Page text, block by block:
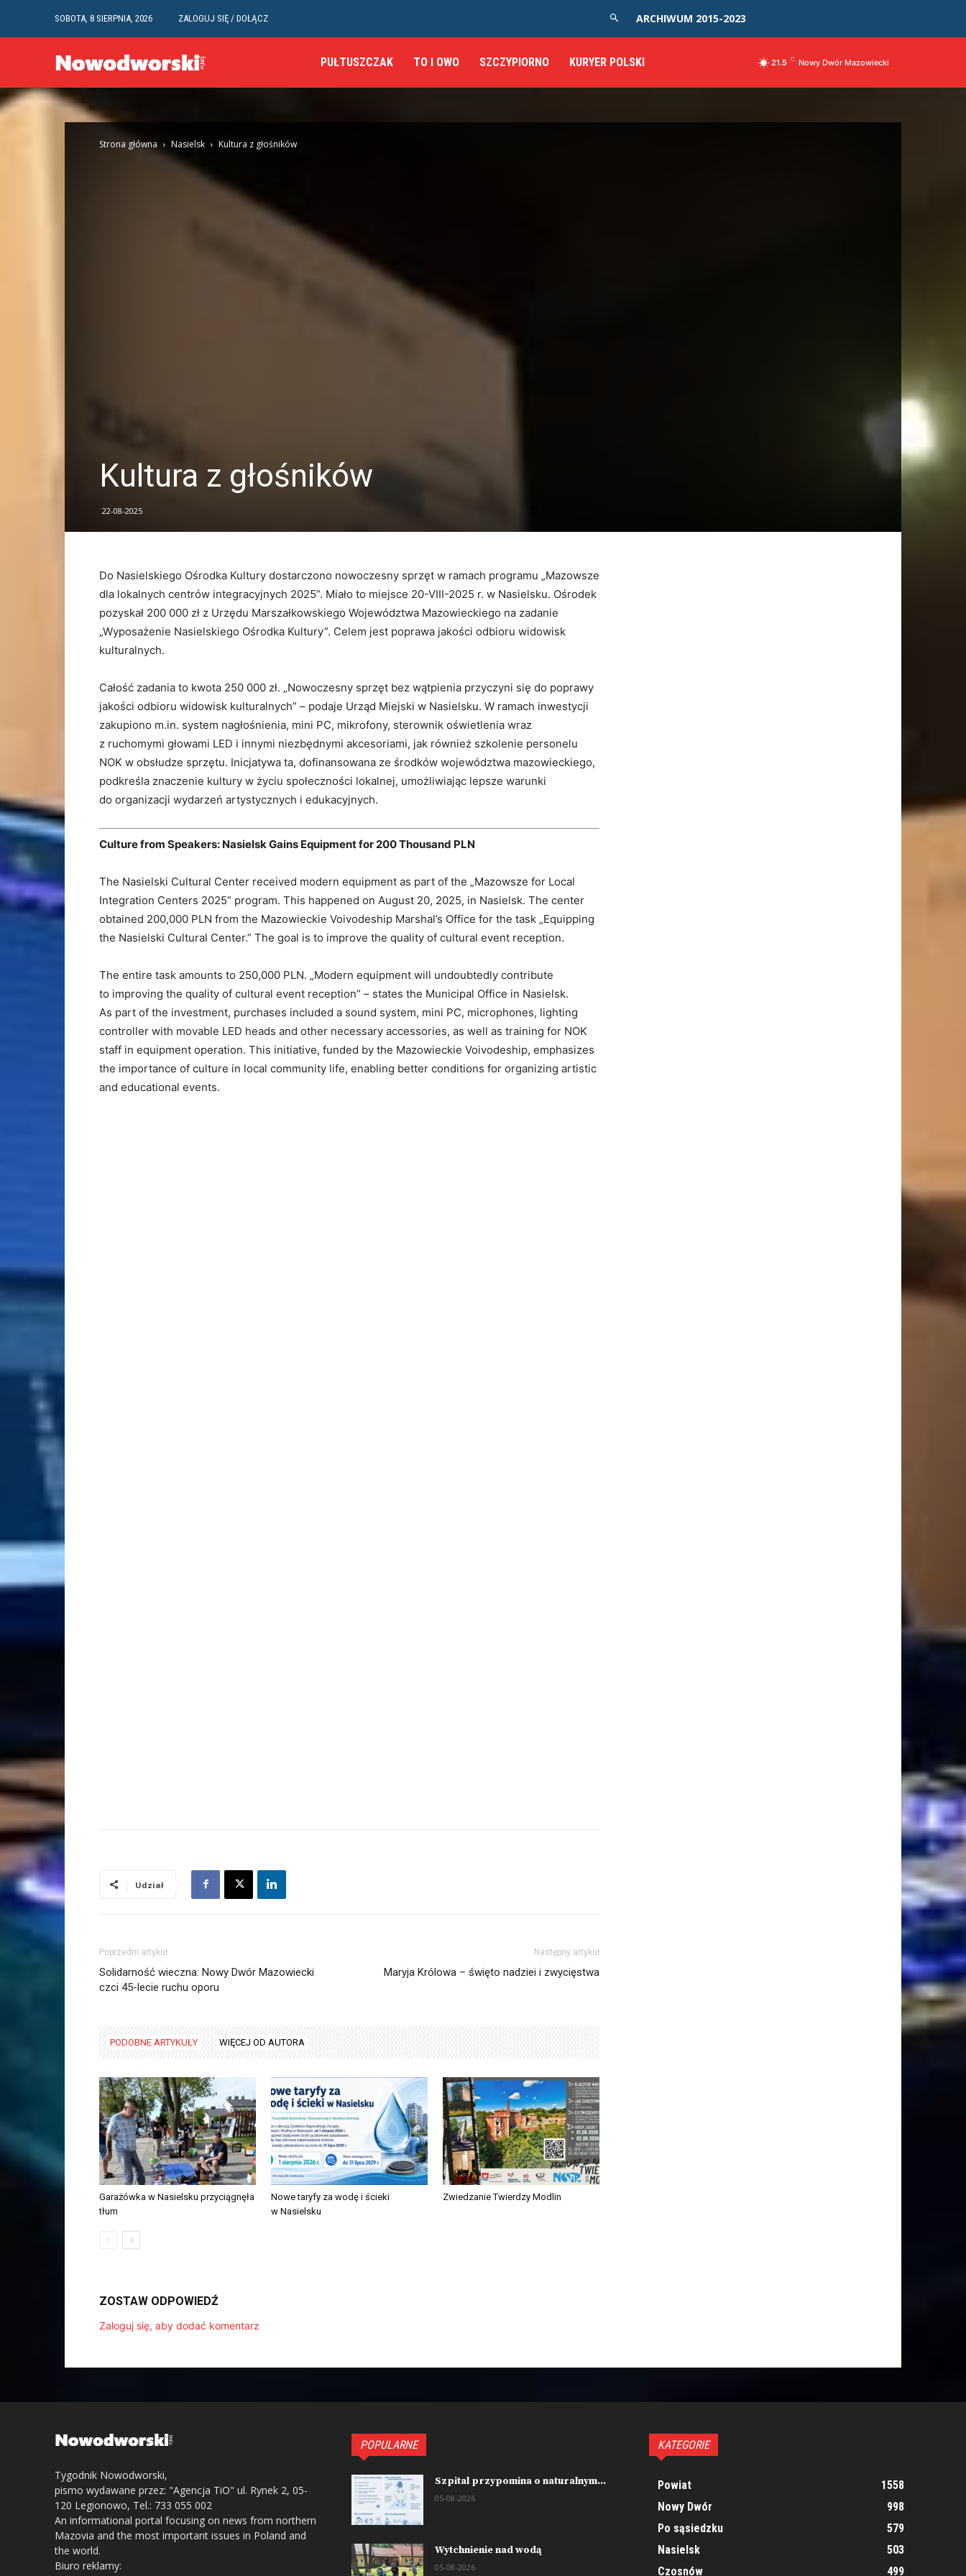
SOBOTA, 8 SIERPNIA, 2026 ZALOGUJ SIĘ / DOŁĄCZ ARCHIWUM 2015-2023
PUŁTUSZCZAK TO I OWO SZCZYPIORNO KURYER POLSKI 21.5 C Nowy Dwór Mazowiecki
Strona główna Nasielsk Kultura z głośników
Kultura z głośników
22-08-2025
Do Nasielskiego Ośrodka Kultury dostarczono nowoczesny sprzęt w ramach programu „Mazowsze
dla lokalnych centrów integracyjnych 2025”. Miało to miejsce 20-VIII-2025 r. w Nasielsku. Ośrodek
pozyskał 200 000 zł z Urzędu Marszałkowskiego Województwa Mazowieckiego na zadanie
„Wyposażenie Nasielskiego Ośrodka Kultury”. Celem jest poprawa jakości odbioru widowisk
kulturalnych.
Całość zadania to kwota 250 000 zł. „Nowoczesny sprzęt bez wątpienia przyczyni się do poprawy
jakości odbioru widowisk kulturalnych” – podaje Urząd Miejski w Nasielsku. W ramach inwestycji
zakupiono m.in. system nagłośnienia, mini PC, mikrofony, sterownik oświetlenia wraz
z ruchomymi głowami LED i innymi niezbędnymi akcesoriami, jak również szkolenie personelu
NOK w obsłudze sprzętu. Inicjatywa ta, dofinansowana ze środków województwa mazowieckiego,
podkreśla znaczenie kultury w życiu społeczności lokalnej, umożliwiając lepsze warunki
do organizacji wydarzeń artystycznych i edukacyjnych.
Culture from Speakers: Nasielsk Gains Equipment for 200 Thousand PLN
The Nasielski Cultural Center received modern equipment as part of the „Mazowsze for Local
Integration Centers 2025” program. This happened on August 20, 2025, in Nasielsk. The center
obtained 200,000 PLN from the Mazowieckie Voivodeship Marshal’s Office for the task „Equipping
the Nasielski Cultural Center.” The goal is to improve the quality of cultural event reception.
The entire task amounts to 250,000 PLN. „Modern equipment will undoubtedly contribute
to improving the quality of cultural event reception” – states the Municipal Office in Nasielsk.
As part of the investment, purchases included a sound system, mini PC, microphones, lighting
controller with movable LED heads and other necessary accessories, as well as training for NOK
staff in equipment operation. This initiative, funded by the Mazowieckie Voivodeship, emphasizes
the importance of culture in local community life, enabling better conditions for organizing artistic
and educational events.
Udział
Poprzedni artykuł
Solidarność wieczna: Nowy Dwór Mazowiecki
czci 45-lecie ruchu oporu
Następny artykuł
Maryja Królowa – święto nadziei i zwycięstwa
PODOBNE ARTYKUŁY WIĘCEJ OD AUTORA
Garażówka w Nasielsku przyciągnęła
tłum
Nowe taryfy za wodę i ścieki
w Nasielsku
Zwiedzanie Twierdzy Modlin
ZOSTAW ODPOWIEDŹ
Zaloguj się, aby dodać komentarz
Tygodnik Nowodworski,
pismo wydawane przez: "Agencja TiO" ul. Rynek 2, 05-
120 Legionowo, Tel.: 733 055 002
An informational portal focusing on news from northern
Mazovia and the most important issues in Poland and
the world.
Biuro reklamy:
POPULARNE
Szpital przypomina o naturalnym...
05-08-2026
Wytchnienie nad wodą
05-08-2026
KATEGORIE
Powiat
1558
Nowy Dwór
998
Po sąsiedzku
579
Nasielsk
503
Czosnów
499